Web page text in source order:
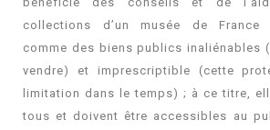
collections d’un musée de France
comme des biens publics inaliénables
vendre) et imprescriptible (cette
limitation dans le temps) ; à ce titre,
tous et doivent être accessibles au